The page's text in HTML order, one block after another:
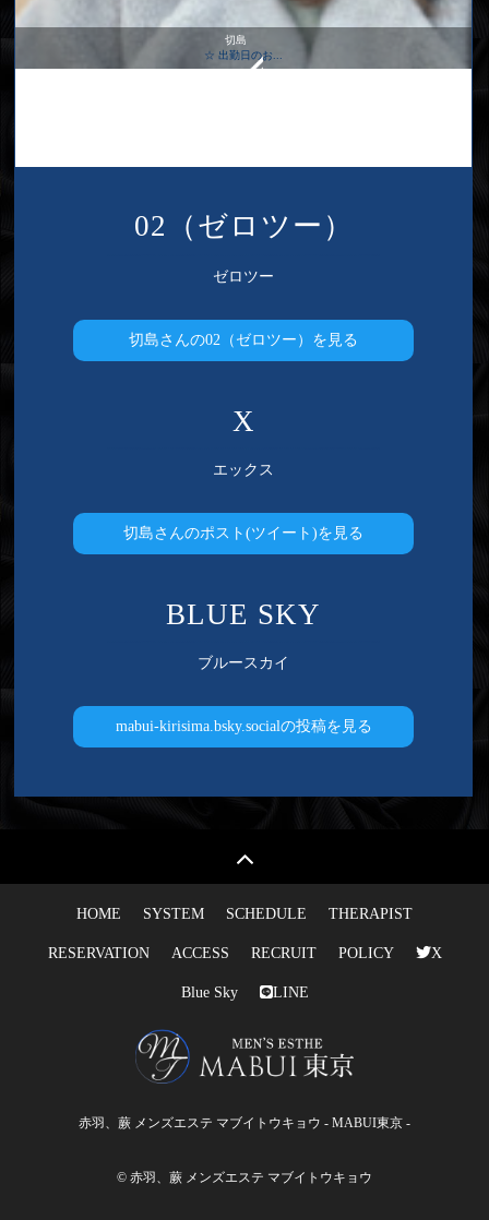
切島
☆ 出勤日のお...
02（ゼロツー）
ゼロツー
切島さんの02（ゼロツー）を見る
X
エックス
切島さんのポスト(ツイート)を見る
BLUE SKY
ブルースカイ
mabui-kirisima.bsky.socialの投稿を見る
HOME SYSTEM SCHEDULE THERAPIST
RESERVATION ACCESS RECRUIT POLICY X
Blue Sky LINE
赤羽、蕨 メンズエステ マブイトウキョウ - MABUI東京 -
© 赤羽、蕨 メンズエステ マブイトウキョウ